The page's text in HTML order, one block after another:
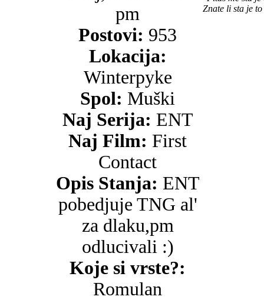
pm
Postovi: 953
Lokacija:
Winterpyke
Spol: Muški
Naj Serija: ENT
Naj Film: First
Contact
Opis Stanja: ENT
pobedjuje TNG al'
za dlaku,pm
odlucivali :)
Koje si vrste?:
Romulan
Znate li sta je